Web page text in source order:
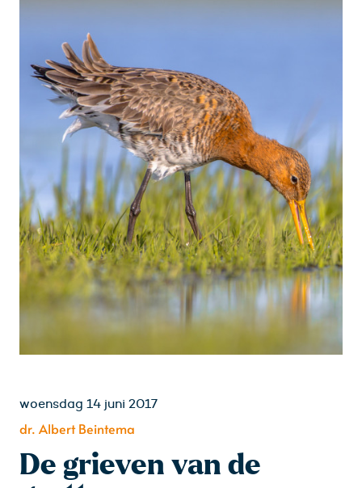
woensdag 14 juni 2017
dr. Albert Beintema
De grieven van de